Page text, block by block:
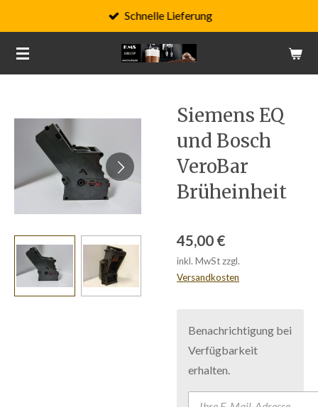
Hauptinhalt
springen
Schnelle Lieferung
Siemens EQ
und Bosch
VeroBar
Brüheinheit
45,00 €
inkl. MwSt zzgl.
Versandkosten
Benachrichtigung bei
Verfügbarkeit
erhalten.